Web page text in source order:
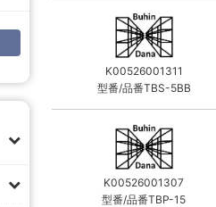
K00526001311
型番/品番TBS-5BB
K00526001307
型番/品番TBP-15